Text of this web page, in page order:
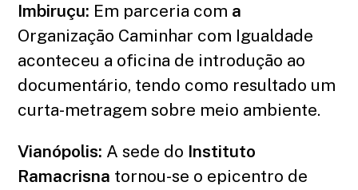
Imbiruçu: Em parceria com a
Organização Caminhar com Igualdade
aconteceu a oficina de introdução ao
documentário, tendo como resultado um
curta-metragem sobre meio ambiente.
Vianópolis: A sede do Instituto
Ramacrisna tornou-se o epicentro de